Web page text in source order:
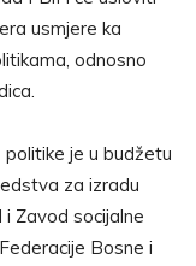
usmjere ka
odnosno
je u budžetu
za izradu
Zavod socijalne
Bosne i